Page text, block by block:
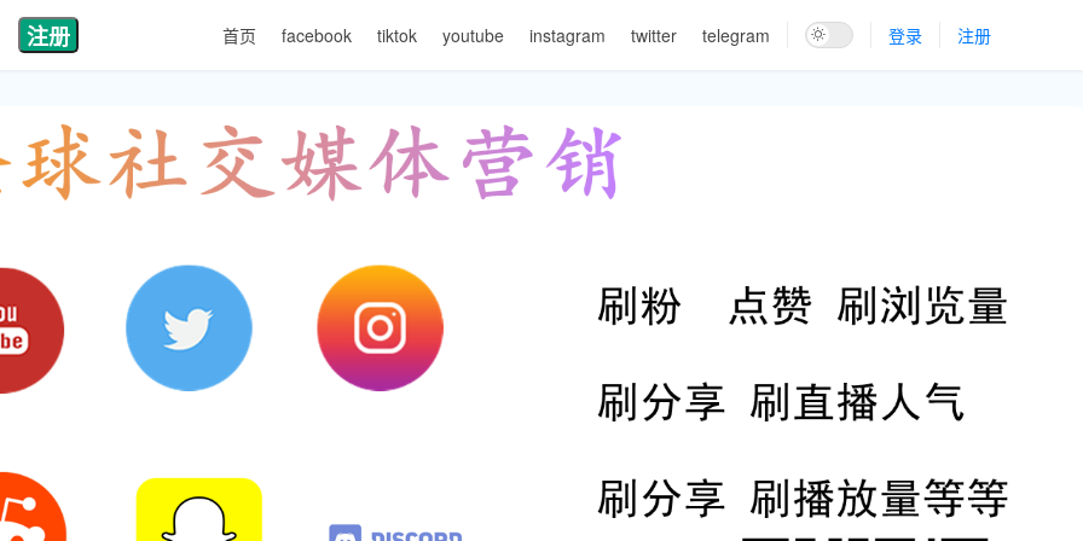
注册 首页 facebook tiktok youtube instagram twitter telegram 登录 注册